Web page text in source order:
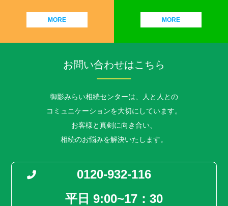
MORE MORE
お問い合わせはこちら
御影みらい相続センターは、人と人との
コミュニケーションを大切にしています。
お客様と真剣に向き合い、
相続のお悩みを解決いたします。
0120-932-116
平日 9:00~17：30